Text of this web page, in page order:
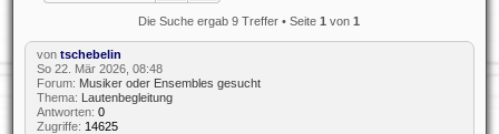
Die Suche ergab 9 Treffer • Seite1 von1
von tschebelin
So 22. Mär 2026, 08:48
Forum: Musiker oder Ensembles gesucht
Thema: Lautenbegleitung
Antworten: 0
Zugriffe: 14625